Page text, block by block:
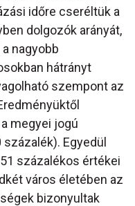
időre cseréltük a
dolgozók arányát,
a nagyobb
hátrányt
szempont az
megyei jogú
Egyedül
százalékos értékei
város életében az
bizonyultak